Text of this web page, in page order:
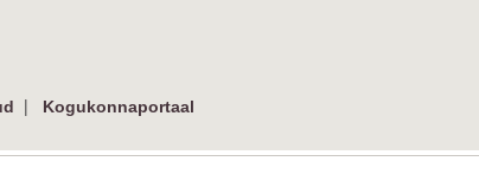
|
Kogukonnaportaal